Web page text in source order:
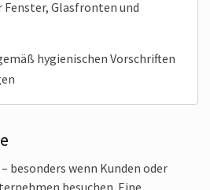
Glasfronten und
hygienischen Vorschriften
besonders wenn Kunden oder
besuchen. Eine